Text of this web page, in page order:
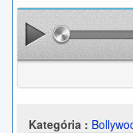
Kategória :